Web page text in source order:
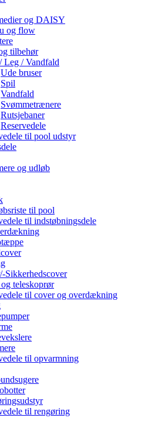
og DAISY
og flow
tilbehør
Leg / Vandfald
Ude bruser
Spil
Vandfald
Svømmetrænere
Rutsjebaner
Reservedele
til pool udstyr
og udløb
til pool
til indstøbningsdele
Sikkerhedscover
teleskoprør
til cover og overdækning
til opvarmning
til rengøring